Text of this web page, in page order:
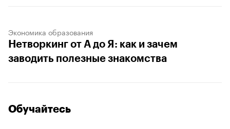
Экономика образования
Нетворкинг от А до Я: как и зачем
заводить полезные знакомства
Обучайтесь